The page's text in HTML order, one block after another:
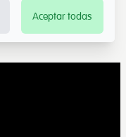
Aceptar todas